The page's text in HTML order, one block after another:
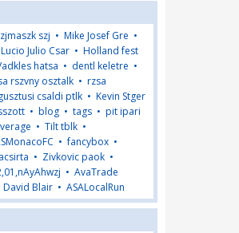
szj • Mike Josef Gre •
Lucio Julio Csar • Holland fest
hatsa • dentl keletre •
rszvny osztalk • rzsa
csaldi ptlk • Kevin Stger
• blog • tags • pit ipari
• Tilt tblk •
•fancybox •
• Zivkovic paok •
• AvaTrade
David Blair • ASALocalRun